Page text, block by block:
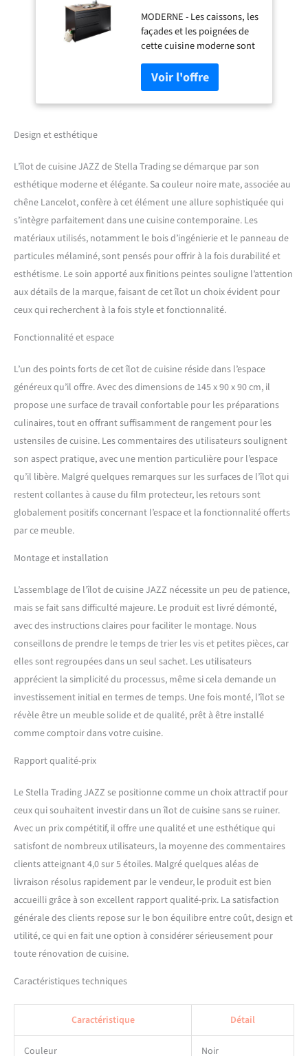
travail indépendant en
noir mat, chêne
Lancelot - Armoire de
cuisine spacieuse - 145
x 90 x 90 cm
MODERNE - Les caissons, les
façades et les poignées de
cette cuisine moderne sont
en noir mat. Le plan de
travail en décor chêne
lanzelot apporte une touche
d'originalité. BEAUCOUP
L'îlot de cuisine séparé crée
un espace de rangement
supplémentaire et
comprend un compartiment
de rangement ouvert à côté
du plan de travail. PARFAIT -
L'armoire de transformation
pour le four à hauteur de
poitrine est le point fort &
permet de profiter
agréablement de la cuisson
MONTAGE FACILE - Grâce
aux instructions détaillées,
la cuisine est rapidement
montée et convient donc
aux débutants. Le matériel
de montage est inclus.
Dimensions totales : 145 x
90 x 90 cm. STELLA TRADING
- Les meubles sont notre
passion. Nous nous
engageons pour la meilleure
Design et esthétique
L’îlot de cuisine JAZZ de Stella Trading se démarque par son
esthétique moderne et élégante. Sa couleur noire mate, associée au
chêne Lancelot, confère à cet élément une allure sophistiquée qui
s’intègre parfaitement dans une cuisine contemporaine. Les
matériaux utilisés, notamment le bois d’ingénierie et le panneau de
particules mélaminé, sont pensés pour offrir à la fois durabilité et
esthétisme. Le soin apporté aux finitions peintes souligne l’attention
aux détails de la marque, faisant de cet îlot un choix évident pour
ceux qui recherchent à la fois style et fonctionnalité.
Fonctionnalité et espace
L’un des points forts de cet îlot de cuisine réside dans l’espace
généreux qu’il offre. Avec des dimensions de 145 x 90 x 90 cm, il
propose une surface de travail confortable pour les préparations
culinaires, tout en offrant suffisamment de rangement pour les
ustensiles de cuisine. Les commentaires des utilisateurs soulignent
son aspect pratique, avec une mention particulière pour l’espace
qu’il libère. Malgré quelques remarques sur les surfaces de l’îlot qui
restent collantes à cause du film protecteur, les retours sont
globalement positifs concernant l’espace et la fonctionnalité offerts
par ce meuble.
Montage et installation
L’assemblage de l’îlot de cuisine JAZZ nécessite un peu de patience,
mais se fait sans difficulté majeure. Le produit est livré démonté,
avec des instructions claires pour faciliter le montage. Nous
conseillons de prendre le temps de trier les vis et petites pièces, car
elles sont regroupées dans un seul sachet. Les utilisateurs
apprécient la simplicité du processus, même si cela demande un
investissement initial en termes de temps. Une fois monté, l’îlot se
révèle être un meuble solide et de qualité, prêt à être installé
comme comptoir dans votre cuisine.
Rapport qualité-prix
Le Stella Trading JAZZ se positionne comme un choix attractif pour
ceux qui souhaitent investir dans un îlot de cuisine sans se ruiner.
Avec un prix compétitif, il offre une qualité et une esthétique qui
satisfont de nombreux utilisateurs, la moyenne des commentaires
clients atteignant 4,0 sur 5 étoiles. Malgré quelques aléas de
livraison résolus rapidement par le vendeur, le produit est bien
accueilli grâce à son excellent rapport qualité-prix. La satisfaction
générale des clients repose sur le bon équilibre entre coût, design et
utilité, ce qui en fait une option à considérer sérieusement pour
toute rénovation de cuisine.
Caractéristiques techniques
Caractéristique Détail
Couleur Noir